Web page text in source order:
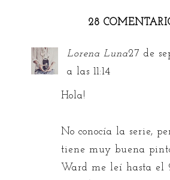
28
Lorena Luna27 de
a las 11:14
Hola!
No conocía la serie,
tiene muy buena
Ward me leí hasta el